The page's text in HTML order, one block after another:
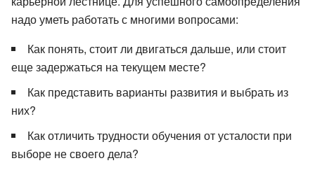
надо уметь работать с многими вопросами:
Как понять, стоит ли двигаться дальше, или стоит
еще задержаться на текущем месте?
Как представить варианты развития и выбрать из
них?
Как отличить трудности обучения от усталости при
выборе не своего дела?